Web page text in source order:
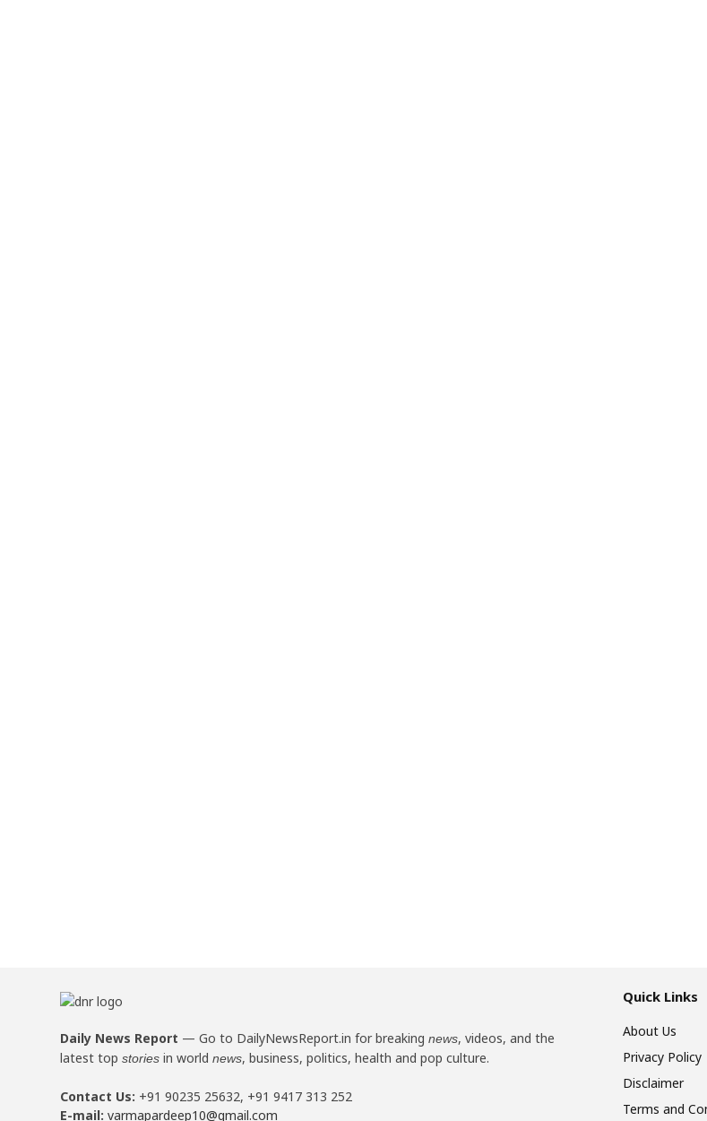
Daily News Report — Go to DailyNewsReport.in for breaking news, videos, and the
latest top stories in world news, business, politics, health and pop culture.
Contact Us: +91 90235 25632, +91 9417 313 252
E-mail: varmapardeep10@gmail.com
Quick Links
About Us
Privacy Policy
Disclaimer
Terms and